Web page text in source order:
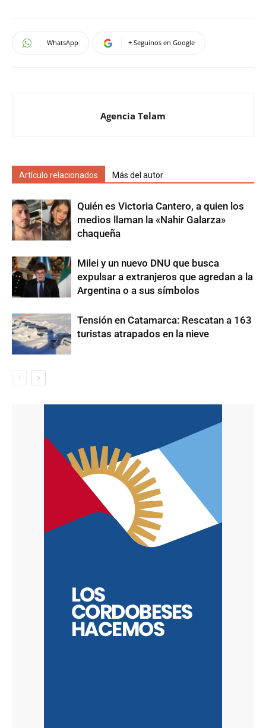
WhatsApp + Seguinos en Google
Agencia Telam
Artículo relacionados Más del autor
Quién es Victoria Cantero, a quien los
medios llaman la «Nahir Galarza»
chaqueña
Milei y un nuevo DNU que busca
expulsar a extranjeros que agredan a la
Argentina o a sus símbolos
Tensión en Catamarca: Rescatan a 163
turistas atrapados en la nieve